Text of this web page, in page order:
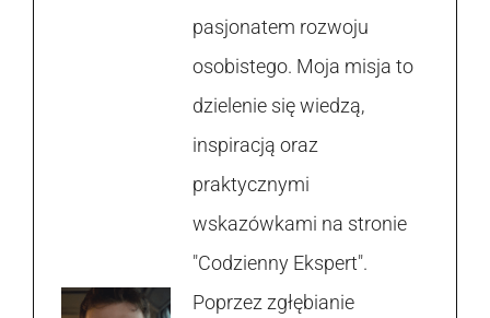
pasjonatem rozwoju
osobistego. Moja misja to
dzielenie się wiedzą,
inspiracją oraz
praktycznymi
wskazówkami na stronie
"Codzienny Ekspert".
Poprzez zgłębianie